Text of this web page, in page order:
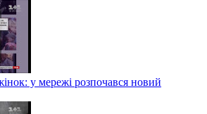
у мережі розпочався новий